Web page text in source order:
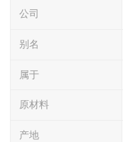
公司
别名
属于
原材料
产地